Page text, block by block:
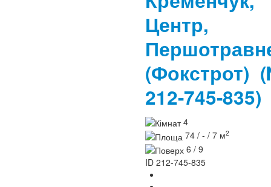
Центр,
(Фокстрот)
212-745-835)
4
74 / - / 7 м2
6 / 9
ID 212-745-835